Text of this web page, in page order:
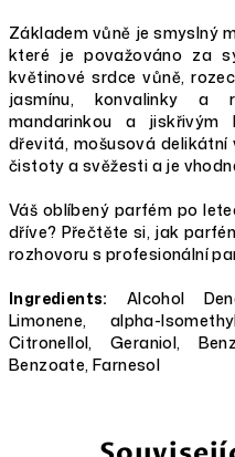
Základem vůně je smyslný
které je považováno za
květinové srdce vůně,
jasmínu, konvalinky a
mandarinkou a jiskřivým
dřevitá, mošusová
čistoty a svěžesti a je
Váš oblíbený parfém po
dříve? Přečtěte si, jak
rozhovoru s profesionální
Ingredients: Alcohol
Limonene, alpha-
Citronellol, Geraniol,
Benzoate, Farnesol